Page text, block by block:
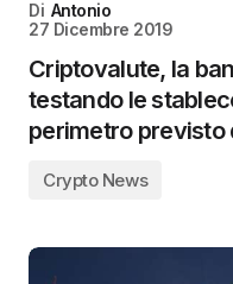
Di Antonio
27 Dicembre 2019
Criptovalute, la
testando le
perimetro previsto
Crypto News